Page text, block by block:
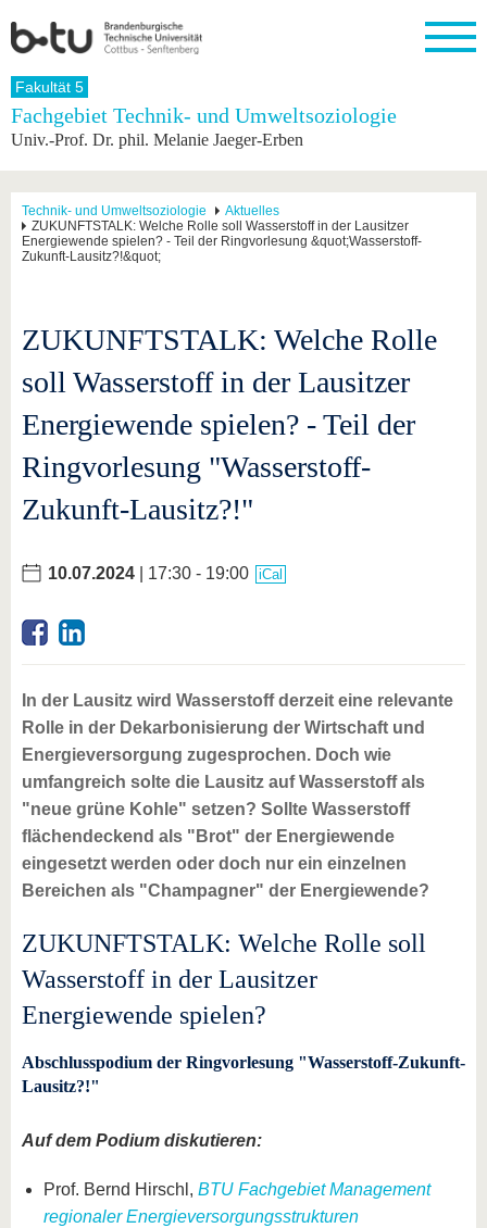
Startseite
Universität
Struktur
Karriere
Strukturwandel
Forschung
Forschung
Forschungsprofil
Förderung
Studium
Vor dem
Studium
Im
dem
Studium
International
Profil
Aus dem
Ausland
BTU ins
Für
internationale
Studierende
Kontakt
Weiterbildung
Weiterbildung
Fachkräfte
Wirtschafts-
und
BTU
Innovative
Transferprojekte
Lernen
kennen
Werte
BTU &
Fakultät 5
Fachgebiet Technik- und Umweltsoziologie
Univ.-Prof. Dr. phil. Melanie Jaeger-Erben
Technik- und Umweltsoziologie
Aktuelles
ZUKUNFTSTALK: Welche Rolle soll Wasserstoff in der Lausitzer
Energiewende spielen? - Teil der Ringvorlesung &quot;Wasserstoff-
Zukunft-Lausitz?!&quot;
ZUKUNFTSTALK: Welche Rolle
soll Wasserstoff in der Lausitzer
Energiewende spielen? - Teil der
Ringvorlesung "Wasserstoff-
Zukunft-Lausitz?!"
10.07.2024 | 17:30 - 19:00 iCal
In der Lausitz wird Wasserstoff derzeit eine relevante
Rolle in der Dekarbonisierung der Wirtschaft und
Energieversorgung zugesprochen. Doch wie
umfangreich solte die Lausitz auf Wasserstoff als
"neue grüne Kohle" setzen? Sollte Wasserstoff
flächendeckend als "Brot" der Energiewende
eingesetzt werden oder doch nur ein einzelnen
Bereichen als "Champagner" der Energiewende?
ZUKUNFTSTALK: Welche Rolle soll
Wasserstoff in der Lausitzer
Energiewende spielen?
Abschlusspodium der Ringvorlesung "Wasserstoff-Zukunft-
Lausitz?!"
Auf dem Podium diskutieren:
Prof. Bernd Hirschl, BTU Fachgebiet Management
regionaler Energieversorgungsstrukturen